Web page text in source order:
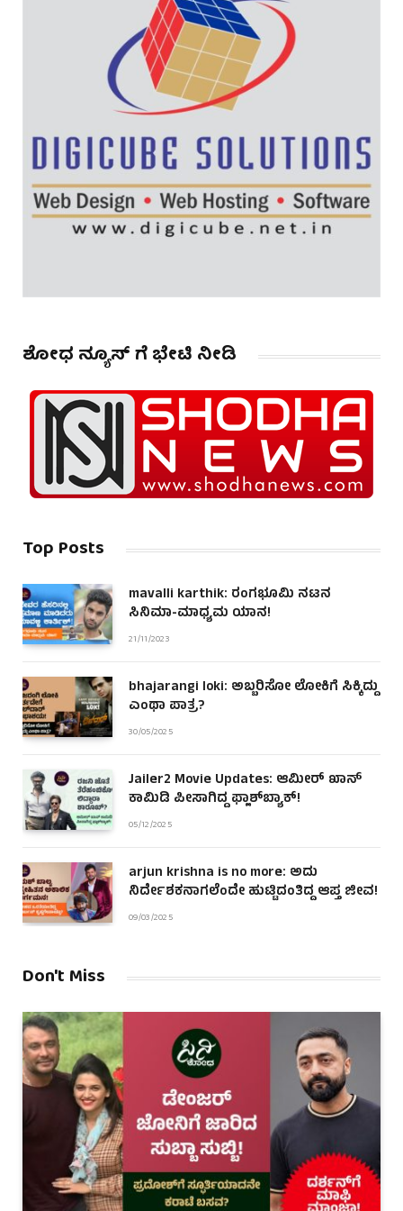
ಶೋಧ ನ್ಯೂಸ್ ಗೆ ಭೇಟಿ ನೀಡಿ
Top Posts
mavalli karthik: ರಂಗಭೂಮಿ ನಟನ
ಸಿನಿಮಾ-ಮಾಧ್ಯಮ ಯಾನ!
21/11/2023
bhajarangi loki: ಅಬ್ಬರಿಸೋ ಲೋಕಿಗೆ ಸಿಕ್ಕಿದ್ದು
ಎಂಥಾ ಪಾತ್ರ?
30/05/2025
Jailer2 Movie Updates: ಆಮೀರ್ ಖಾನ್
ಕಾಮಿಡಿ ಪೀಸಾಗಿದ್ದ ಫ್ಲಾಶ್‌ಬ್ಯಾಕ್!
05/12/2025
arjun krishna is no more: ಅದು
ನಿರ್ದೇಶಕನಾಗಲೆಂದೇ ಹುಟ್ಟಿದಂತಿದ್ದ ಆಪ್ತ ಜೀವ!
09/03/2025
Don't Miss